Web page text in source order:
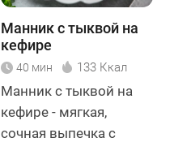
Манник с тыквой на
кефире
40 мин 133 Ккал
Манник с тыквой на
кефире - мягкая,
сочная выпечка с